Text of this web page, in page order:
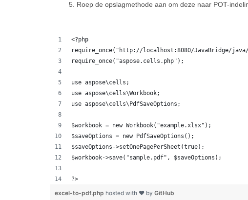
Roep de opslagmethode aan om deze naar POT-
<?php
require_once("http://localhost:8080/JavaBridge/
require_once("aspose.cells.php");
use aspose\cells;
use aspose\cells\Workbook;
use aspose\cells\PdfSaveOptions;
$workbook = new Workbook("example.xlsx");
$saveOptions = new PdfSaveOptions();
$saveOptions->setOnePagePerSheet(true);
$workbook->save("sample.pdf", $saveOptions);
?>
excel-to-pdf.php hosted with ❤ by GitHub